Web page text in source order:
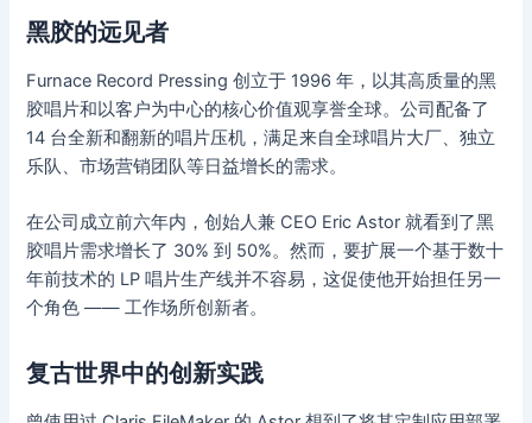
黑胶的远见者
Furnace Record Pressing 创立于 1996 年，以其高质量的黑
胶唱片和以客户为中心的核心价值观享誉全球。公司配备了
14 台全新和翻新的唱片压机，满足来自全球唱片大厂、独立
乐队、市场营销团队等日益增长的需求。
在公司成立前六年内，创始人兼 CEO Eric Astor 就看到了黑
胶唱片需求增长了 30% 到 50%。然而，要扩展一个基于数十
年前技术的 LP 唱片生产线并不容易，这促使他开始担任另一
个角色 —— 工作场所创新者。
复古世界中的创新实践